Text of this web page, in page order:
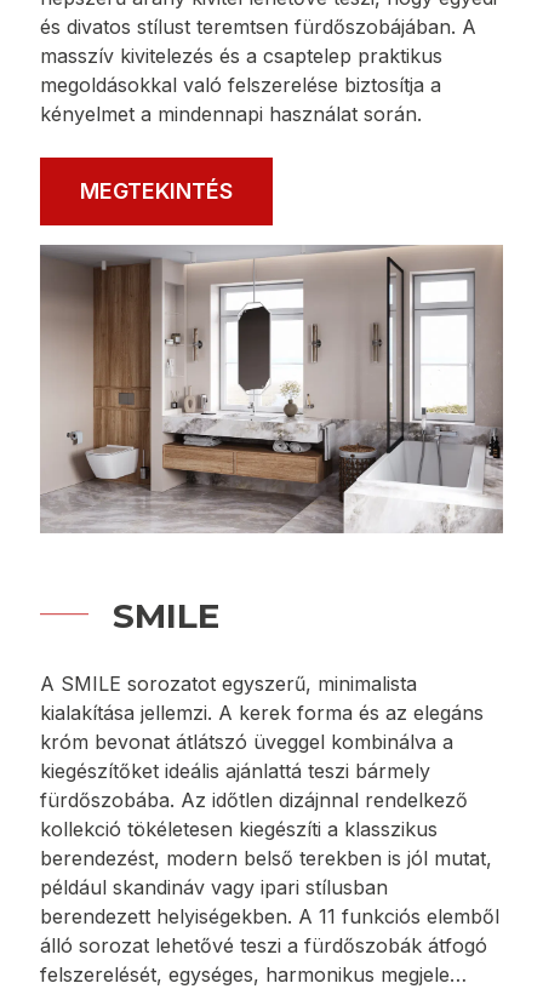
FIESTA BRIGHT GOLD
A FIESTA BRIGHT GOLD elegáns csaptelepek
egyszerű formával és gyönyörű világos arany
színű kivitelben elérhetőek. Költöztesse be
otthonába az esztétikus formavilágot. A
belsőépítészeti trendekben az utóbbi időben oly
népszerű arany kivitel lehetővé teszi, hogy egyedi
és divatos stílust teremtsen fürdőszobájában. A
masszív kivitelezés és a csaptelep praktikus
megoldásokkal való felszerelése biztosítja a
kényelmet a mindennapi használat során.
MEGTEKINTÉS
SMILE